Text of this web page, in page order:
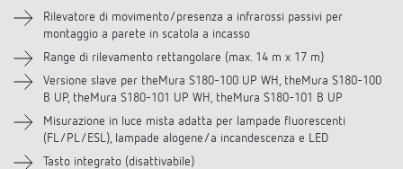
Downloads
Accessori
Prodotti analoghi
Rilevatore di movimento/presenza a infrarossi passivi per
montaggio a parete in scatola a incasso
Range di rilevamento rettangolare (max. 14 m x 17 m)
Versione slave per theMura S180-100 UP WH, theMura S180-100
B UP, theMura S180-101 UP WH, theMura S180-101 B UP
Misurazione in luce mista adatta per lampade fluorescenti
(FL/PL/ESL), lampade alogene/a incandescenza e LED
Tasto integrato (disattivabile)